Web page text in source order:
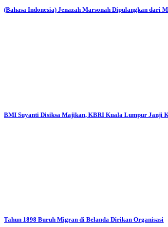
(Bahasa Indonesia) Jenazah Marsonah Dipulangkan dari
BMI Suyanti Disiksa Majikan, KBRI Kuala Lumpur Janji
Tahun 1898 Buruh Migran di Belanda Dirikan Organisasi